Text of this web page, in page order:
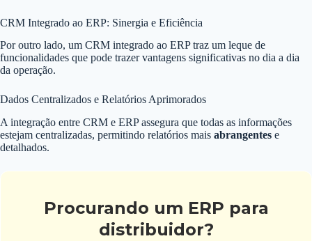
CRM Integrado ao ERP: Sinergia e Eficiência
Por outro lado, um CRM integrado ao ERP traz um leque de
funcionalidades que pode trazer vantagens significativas no dia a dia
da operação.
Dados Centralizados e Relatórios Aprimorados
A integração entre CRM e ERP assegura que todas as informações
estejam centralizadas, permitindo relatórios mais abrangentes e
detalhados.
Procurando um ERP para
distribuidor?